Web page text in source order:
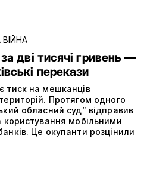
за дві тисячі гривень —
перекази
тиск на мешканців
Протягом одного
обласний суд” відправив
користування мобільними
Це окупанти розцінили